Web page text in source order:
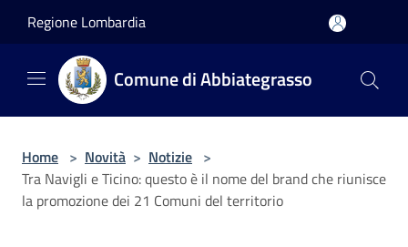
Regione Lombardia
Comune di Abbiategrasso
Home > Novità > Notizie >
Tra Navigli e Ticino: questo è il nome del brand che riunisce
la promozione dei 21 Comuni del territorio